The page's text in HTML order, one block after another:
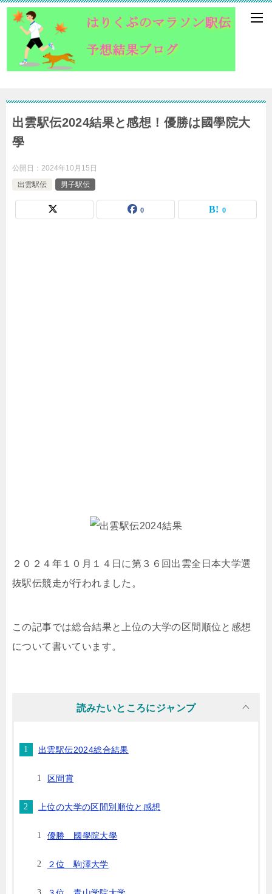
出雲駅伝2024結果と感想！優勝は國學院大
學
公開日： 2024年10月15日
出雲駅伝
男子駅伝
0 0
２０２４年１０月１４日に第３６回出雲全日本大学選
抜駅伝競走が行われました。
この記事では総合結果と上位の大学の区間順位と感想
について書いています。
読みたいところにジャンプ
出雲駅伝2024総合結果
区間賞
上位の大学の区間別順位と感想
優勝 國學院大學
２位 駒澤大学